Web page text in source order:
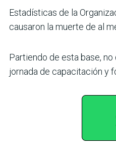
Estadísticas de la
causaron la muerte de al
Partiendo de esta base,
jornada de capacitación y